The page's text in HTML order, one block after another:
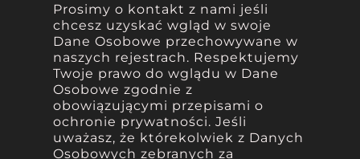
Prosimy o kontakt z nami jeśli
chcesz uzyskać wgląd w swoje
Dane Osobowe przechowywane w
naszych rejestrach. Respektujemy
Twoje prawo do wglądu w Dane
Osobowe zgodnie z
obowiązującymi przepisami o
ochronie prywatności. Jeśli
uważasz, że którekolwiek z Danych
Osobowych zebranych za